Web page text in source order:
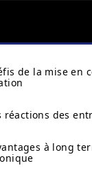
de la mise en
réactions des
à long